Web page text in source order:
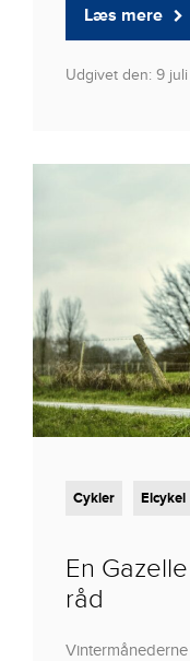
Læs mere
Udgivet den: 9
Cykler Elcykel
En
råd